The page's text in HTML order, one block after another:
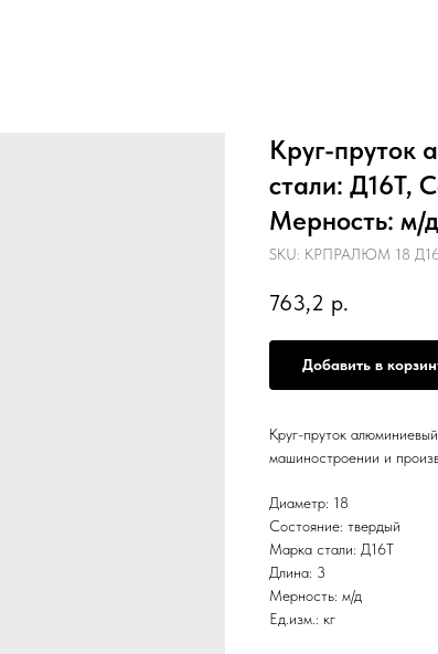
Круг-пруток
стали: Д16Т,
Мерность: м/
SKU: КРПРАЛЮМ 18
763,2 р.
Добавить в
Круг-пруток
машиностроении и
Диаметр: 18
Состояние: твердый
Марка стали: Д16Т
Длина: 3
Мерность: м/д
Ед.изм.: кг